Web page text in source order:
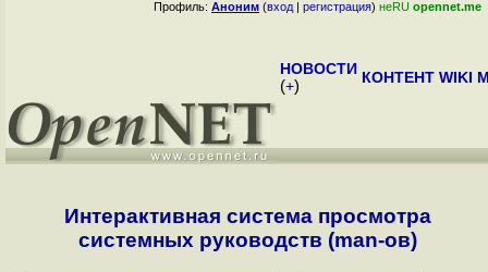
Профиль: Аноним (вход | регистрация) неRU opennet.me
НОВОСТИ
(+) КОНТЕНТ WIKI
Интерактивная система просмотра
системных руководств (man-ов)